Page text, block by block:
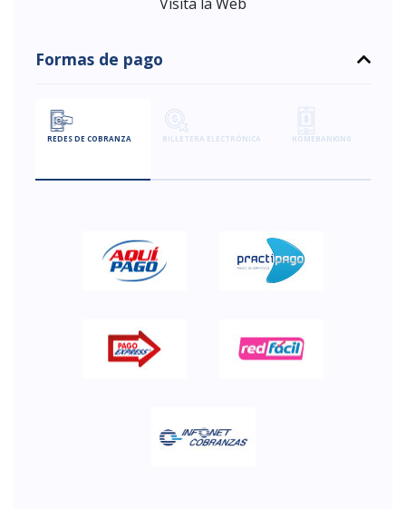
Formas de pago
REDES DE COBRANZA BILLETERA ELECTRÓNICA HOMEBANKING